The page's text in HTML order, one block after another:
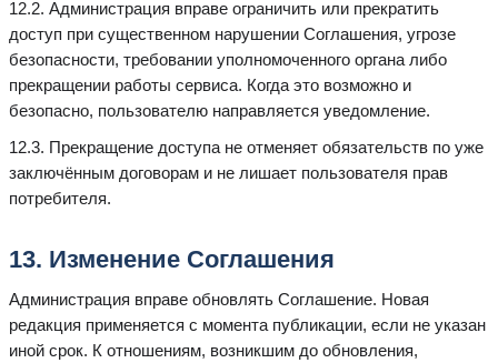
12.2. Администрация вправе ограничить или прекратить
доступ при существенном нарушении Соглашения, угрозе
безопасности, требовании уполномоченного органа либо
прекращении работы сервиса. Когда это возможно и
безопасно, пользователю направляется уведомление.
12.3. Прекращение доступа не отменяет обязательств по уже
заключённым договорам и не лишает пользователя прав
потребителя.
13. Изменение Соглашения
Администрация вправе обновлять Соглашение. Новая
редакция применяется с момента публикации, если не указан
иной срок. К отношениям, возникшим до обновления,